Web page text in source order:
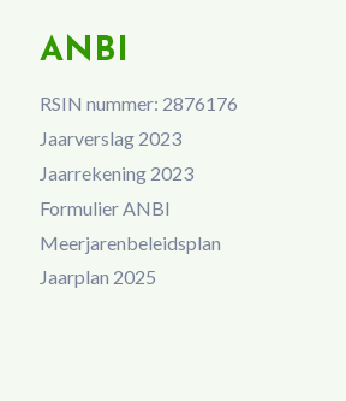
ANBI
RSIN nummer: 2876176
Jaarverslag 2023
Jaarrekening 2023
Formulier ANBI
Meerjarenbeleidsplan
Jaarplan 2025